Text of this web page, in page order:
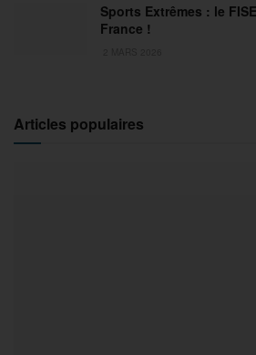
Sports Extrêmes : le
France !
Articles populaires